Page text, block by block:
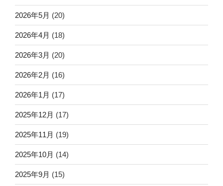
2026年5月 (20)
2026年4月 (18)
2026年3月 (20)
2026年2月 (16)
2026年1月 (17)
2025年12月 (17)
2025年11月 (19)
2025年10月 (14)
2025年9月 (15)